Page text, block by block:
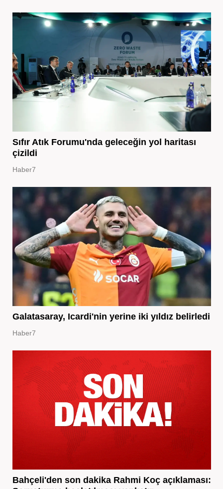
Sıfır Atık Forumu'nda geleceğin yol haritası
çizildi
Haber7
Galatasaray, Icardi'nin yerine iki yıldız belirledi
Haber7
Bahçeli'den son dakika Rahmi Koç açıklaması: